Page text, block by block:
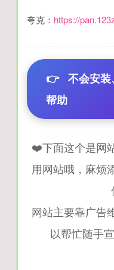
夸克： https://
👉 不会安
帮助
❤️下面这个是网
用网站哦，麻烦
网站主要靠广告
以帮忙随手